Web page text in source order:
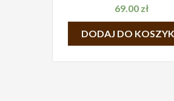
69.00 zł
DODAJ DO